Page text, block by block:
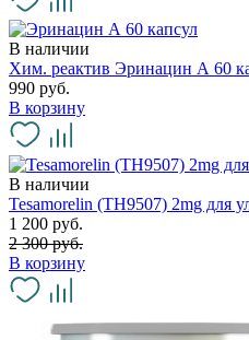
В наличии
Хим. реактив Эринацин А 60
990 руб.
В корзину
В наличии
Tesamorelin (TH9507) 2mg для
1 200 руб.
2 300 руб.
В корзину